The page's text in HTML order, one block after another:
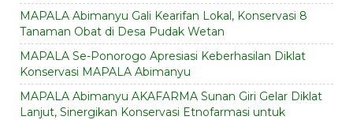
MAPALA Abimanyu Gali Kearifan Lokal, Konservasi 8
Tanaman Obat di Desa Pudak Wetan
MAPALA Se-Ponorogo Apresiasi Keberhasilan Diklat
Konservasi MAPALA Abimanyu
MAPALA Abimanyu AKAFARMA Sunan Giri Gelar Diklat
Lanjut, Sinergikan Konservasi Etnofarmasi untuk